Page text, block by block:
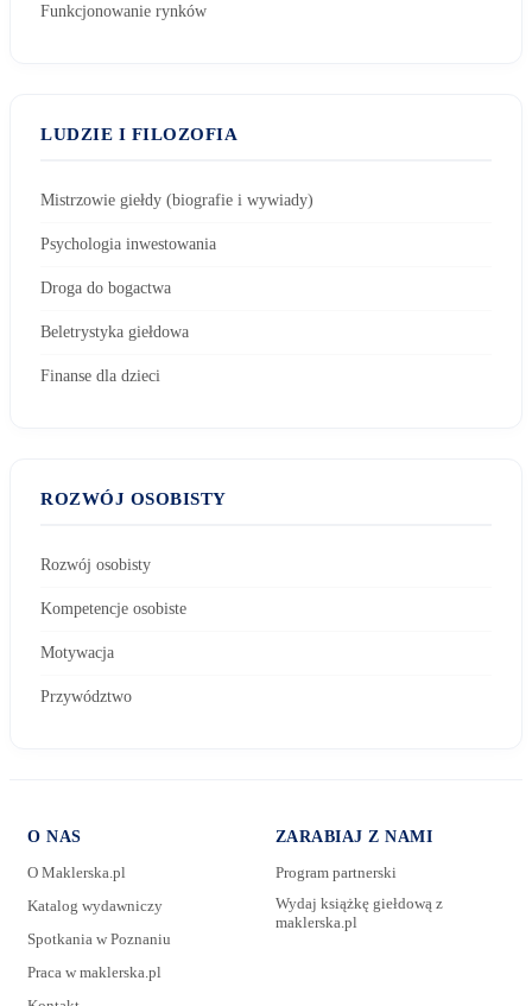
Funkcjonowanie rynków
LUDZIE I FILOZOFIA
Mistrzowie giełdy (biografie i wywiady)
Psychologia inwestowania
Droga do bogactwa
Beletrystyka giełdowa
Finanse dla dzieci
ROZWÓJ OSOBISTY
Rozwój osobisty
Kompetencje osobiste
Motywacja
Przywództwo
O NAS
O Maklerska.pl
Katalog wydawniczy
Spotkania w Poznaniu
Praca w maklerska.pl
ZARABIAJ Z NAMI
Program partnerski
Wydaj książkę giełdową z
maklerska.pl
E-mail: